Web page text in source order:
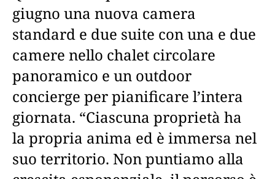
giugno una nuova camera
standard e due suite con una e due
camere nello chalet circolare
panoramico e un outdoor
concierge per pianificare l’intera
giornata. “Ciascuna proprietà ha
la propria anima ed è immersa nel
suo territorio. Non puntiamo alla